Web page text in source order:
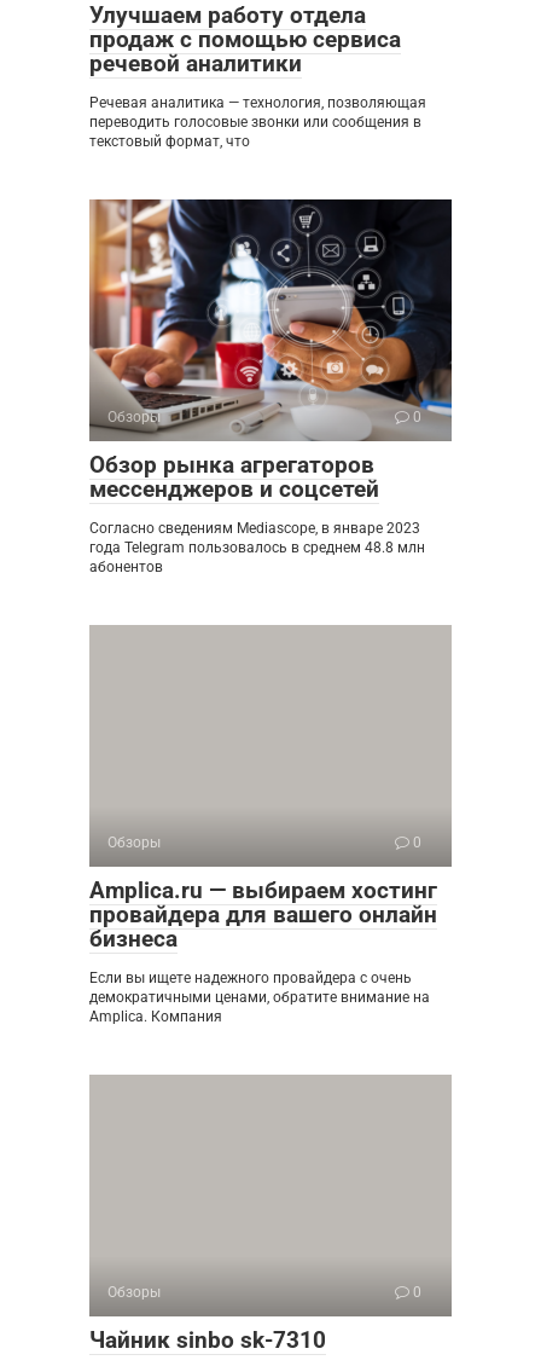
Улучшаем работу отдела
продаж с помощью сервиса
речевой аналитики
Речевая аналитика — технология, позволяющая
переводить голосовые звонки или сообщения в
текстовый формат, что
Обзоры 0
Обзор рынка агрегаторов
мессенджеров и соцсетей
Согласно сведениям Mediascope, в январе 2023
года Telegram пользовалось в среднем 48.8 млн
абонентов
Обзоры 0
Amplica.ru — выбираем хостинг
провайдера для вашего онлайн
бизнеса
Если вы ищете надежного провайдера с очень
демократичными ценами, обратите внимание на
Amplica. Компания
Обзоры 0
Чайник sinbo sk-7310